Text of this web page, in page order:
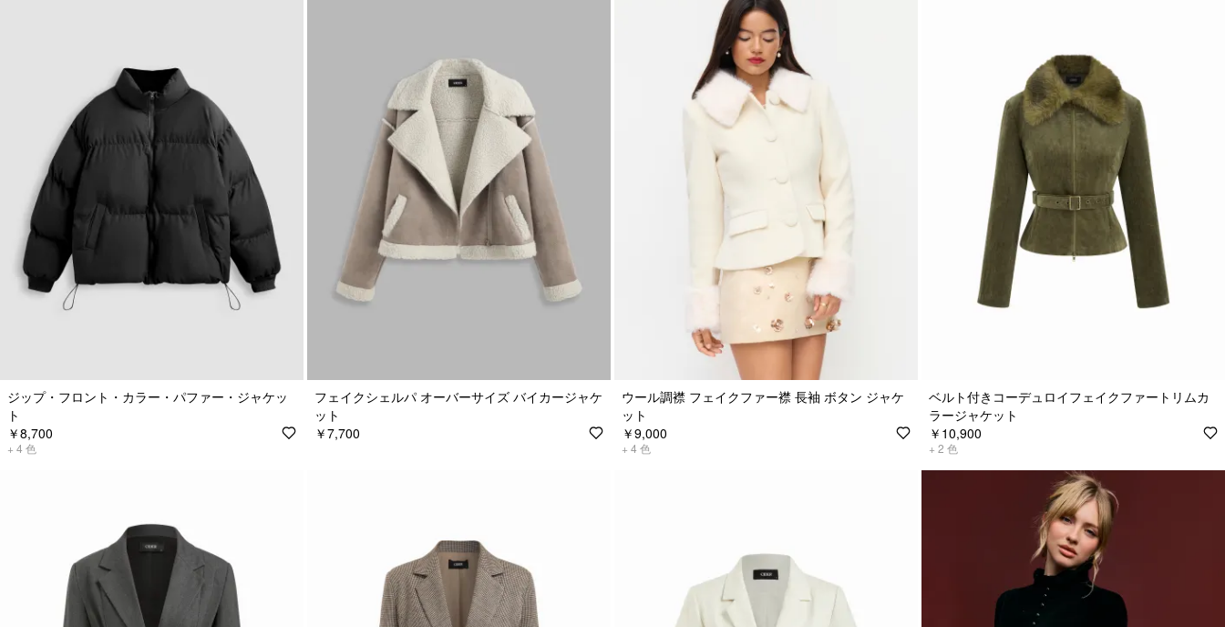
ジップ・フロント・カラー・パファー・ジャケッ
ト
￥8,700
+ 4 色
フェイクシェルパ オーバーサイズ バイカージャケ
ット
￥7,700
ウール調襟 フェイクファー襟 長袖 ボタン ジャケ
ット
￥9,000
+ 4 色
ベルト付きコーデュロイフェイクファートリムカ
ラージャケット
￥10,900
+ 2 色